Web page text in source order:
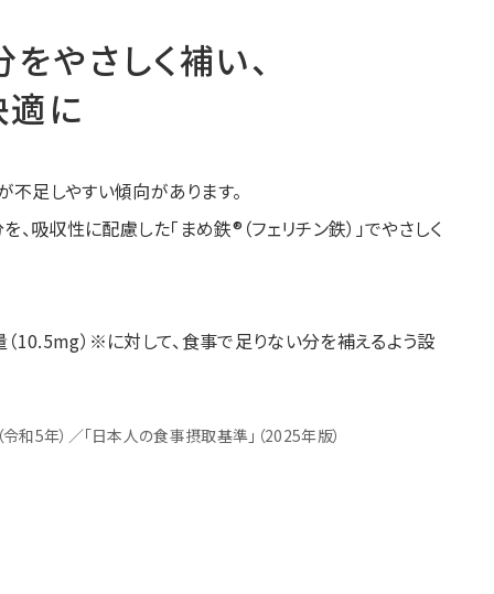
やさしく補い、
に
足しやすい傾向があります。
吸収性に配慮した「まめ鉄®︎（フェリチン鉄）」でやさしく
10.5mg）※に対して、食事で足りない分を補えるよう設
和5年）／「日本人の食事摂取基準」（2025年版）